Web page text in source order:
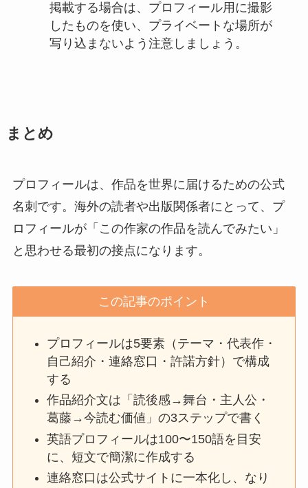
掲載する場合は、プロフィール用に撮影
したものを使い、プライベートな場所が
写り込まないよう注意しましょう。
まとめ
プロフィールは、作品を世界に届けるための公式
名刺です。海外の読者や出版関係者にとって、プ
ロフィールが「この作家の作品を読んでみたい」
と思わせる最初の接点になります。
この記事のポイント
プロフィールは5要素（テーマ・代表作・
自己紹介・連絡窓口・許諾方針）で構成
する
作品紹介文は「読後感→舞台・主人公・
葛藤→今読む価値」の3ステップで書く
英語プロフィールは100〜150語を目安
に、短文で簡潔に作成する
連絡窓口は公式サイトに一本化し、なり